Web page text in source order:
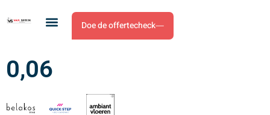
Doe de offertecheck
0,06